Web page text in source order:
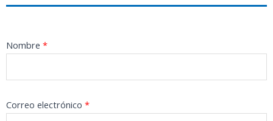
Nombre *
Correo electrónico *